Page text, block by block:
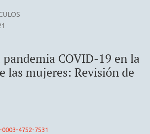
pandemia COVID-19 en la
las mujeres: Revisión de
4752-7531